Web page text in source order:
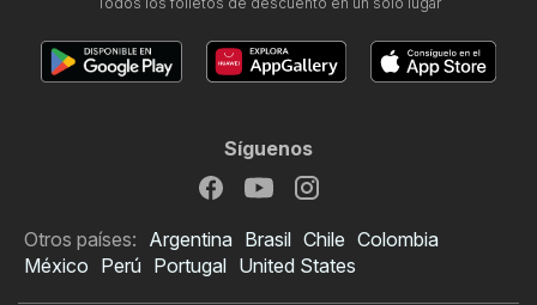
Síguenos
Otros países: Argentina Brasil Chile Colombia
México Perú Portugal United States